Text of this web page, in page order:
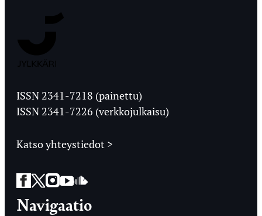
Ylioppilaslehti
ISSN 2341-7218 (painettu)
ISSN 2341-7226 (verkkojulkaisu)
Katso yhteystiedot >
Facebook
Twitter
Instagram
YouTube
SoundCloud
Navigaatio